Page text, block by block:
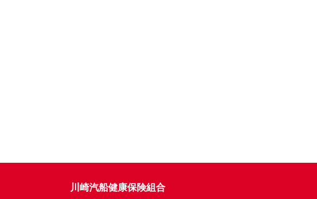
川崎汽船健康保険組合